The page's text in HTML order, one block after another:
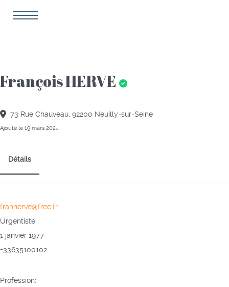
François HERVE
73 Rue Chauveau, 92200 Neuilly-sur-Seine
Ajouté le 19 mars 2024
Détails
franherve@free.fr
Urgentiste
1 janvier 1977
+33635100102
Profession: